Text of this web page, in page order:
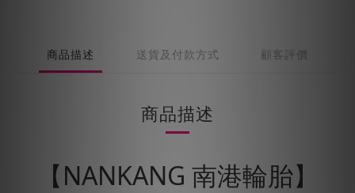
商品描述 送貨及付款方式 顧客評價
商品描述
【NANKANG 南港輪胎】